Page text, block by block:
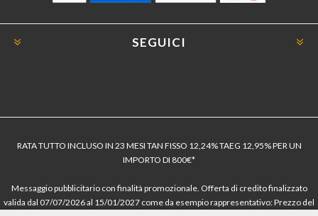
SEGUICI
RATA TUTTO INCLUSO IN 23 MESI TAN FISSO 12,24% TAEG 12,95% PER UN
IMPORTO DI 800€*
Messaggio pubblicitario con finalità promozionale. Offerta di credito finalizzato
valida dal 07/07/2026 al 15/01/2027 come da esempio rappresentativo: Prezzo del